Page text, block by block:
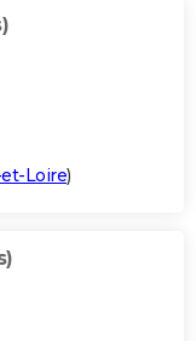
Loire)